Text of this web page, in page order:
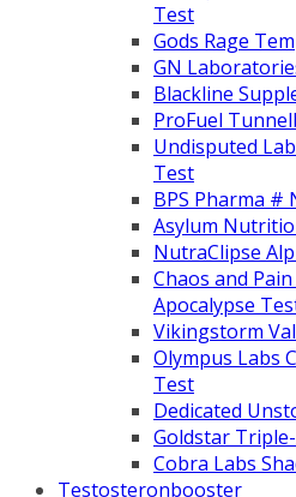
Test
Gods Rage
GN
Blackline
ProFuel
Undisputed
Test
BPS Pharma #
Asylum
NutraClipse
Chaos and
Apocalypse
Vikingstorm
Olympus Labs
Test
Dedicated
Goldstar
Cobra Labs
Testosteronbooster